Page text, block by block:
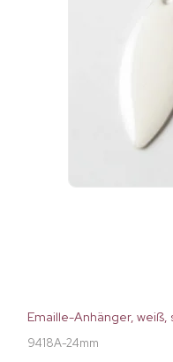
Emaille-Anhänger, weiß,
9418A-24mm